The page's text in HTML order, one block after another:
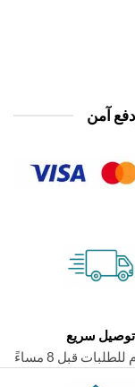
سريع
قبل 8 مساءً